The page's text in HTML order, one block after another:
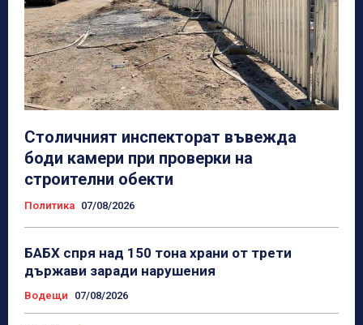
Столичният инспекторат въвежда
боди камери при проверки на
строителни обекти
Политика 07/08/2026
БАБХ спря над 150 тона храни от трети
държави заради нарушения
Водещи 07/08/2026